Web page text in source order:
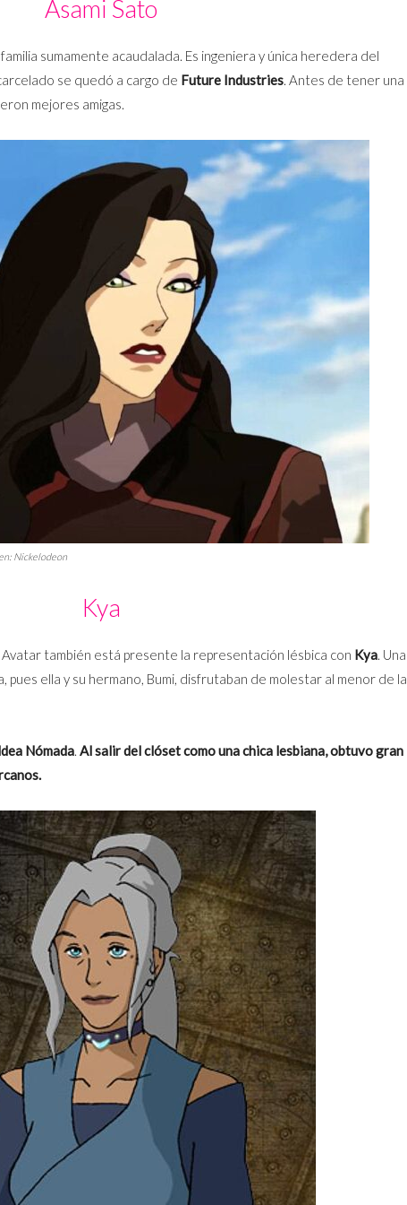
Asami Sato
sumamente acaudalada. Es ingeniera y única heredera del
se quedó a cargo de Future Industries. Antes de tener una
mejores amigas.
Nickelodeon
Kya
también está presente la representación lésbica con Kya. Una
pues ella y su hermano, Bumi, disfrutaban de molestar al menor de la
Nómada. Al salir del clóset como una chica lesbiana, obtuvo gran